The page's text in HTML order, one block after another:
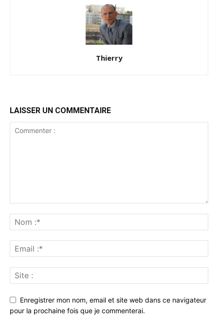
Thierry
LAISSER UN COMMENTAIRE
Enregistrer mon nom, email et site web dans ce navigateur
pour la prochaine fois que je commenterai.